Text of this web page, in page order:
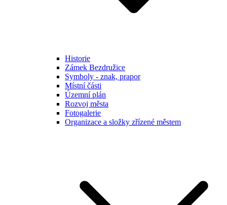
Historie
Zámek Bezdružice
Symboly - znak, prapor
Místní části
Územní plán
Rozvoj města
Fotogalerie
Organizace a složky zřízené městem